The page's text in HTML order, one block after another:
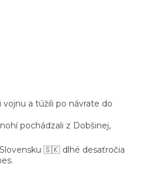
vojnu a túžili po návrate do
pochádzali z Dobšinej,
🇸🇰 dlhé desaťročia